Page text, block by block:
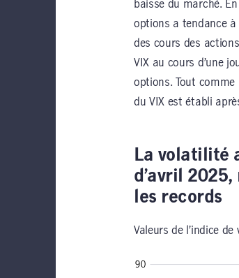
baisse du marché.
options a tendance à
des cours des
VIX au cours d’une
options. Tout
du VIX est établi
La volatilité
d’avril
les records
Valeurs de l’indice de